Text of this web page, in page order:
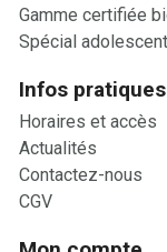
Gamme certifiée
Spécial adolescent
Infos pratiques
Horaires et accès
Actualités
Contactez-nous
CGV